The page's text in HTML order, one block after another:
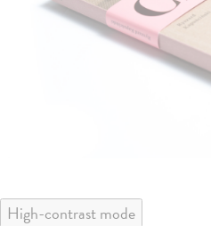
High-contrast mode